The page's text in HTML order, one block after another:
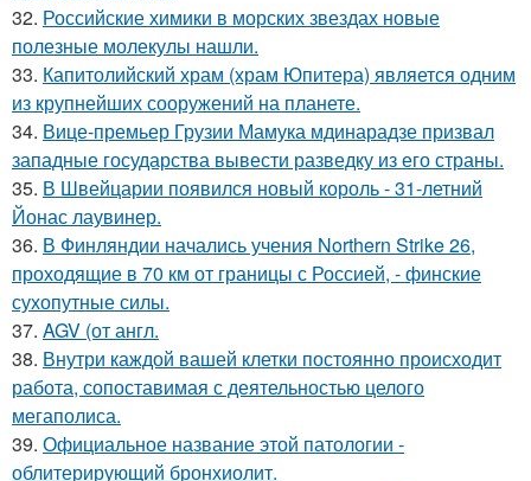
32. Российские химики в морских звездах новые
полезные молекулы нашли.
33. Капитолийский храм (храм Юпитера) является одним
из крупнейших сооружений на планете.
34. Вице-премьер Грузии Мамука мдинарадзе призвал
западные государства вывести разведку из его страны.
35. В Швейцарии появился новый король - 31-летний
Йонас лаувинер.
36. В Финляндии начались учения Northern Strike 26,
проходящие в 70 км от границы с Россией, - финские
сухопутные силы.
37. AGV (от англ.
38. Внутри каждой вашей клетки постоянно происходит
работа, сопоставимая с деятельностью целого
мегаполиса.
39. Официальное название этой патологии -
облитерирующий бронхиолит.